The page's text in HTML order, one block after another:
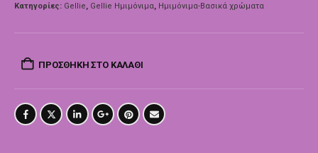
Κατηγορίες: Gellie, Gellie Ημιμόνιμα, Ημιμόνιμα-Βασικά χρώματα
ΠΡΟΣΘΉΚΗ ΣΤΟ ΚΑΛΆΘΙ